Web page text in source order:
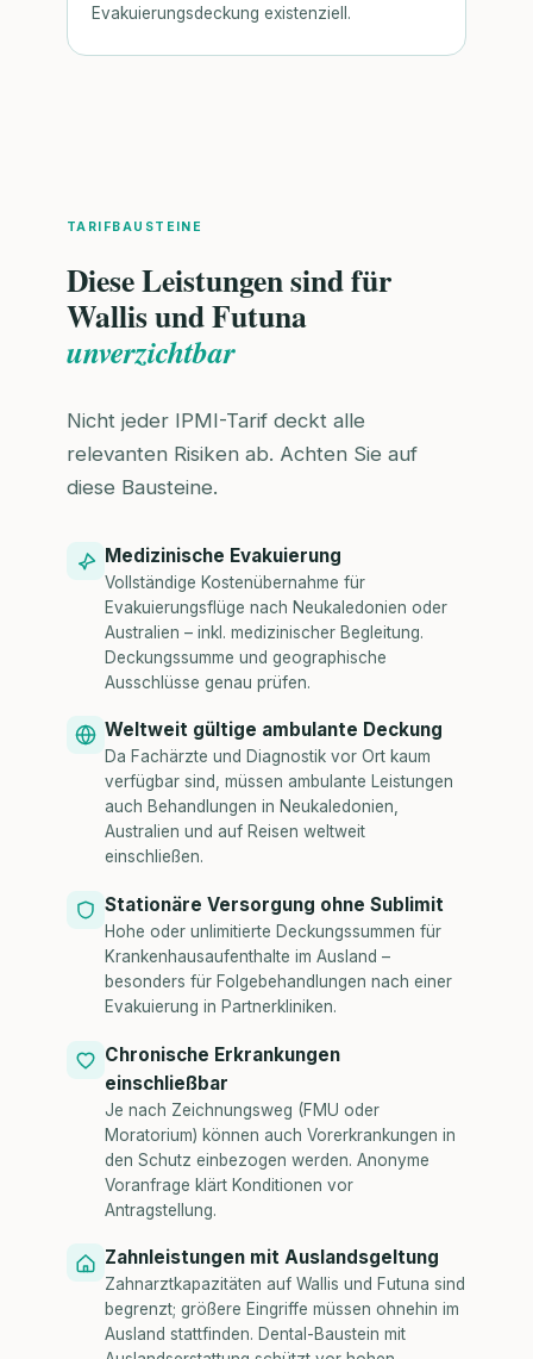
Evakuierungsdeckung existenziell.
TARIFBAUSTEINE
Diese Leistungen sind für
Wallis und Futuna
unverzichtbar
Nicht jeder IPMI-Tarif deckt alle
relevanten Risiken ab. Achten Sie auf
diese Bausteine.
Medizinische Evakuierung
Vollständige Kostenübernahme für
Evakuierungsflüge nach Neukaledonien oder
Australien – inkl. medizinischer Begleitung.
Deckungssumme und geographische
Ausschlüsse genau prüfen.
Weltweit gültige ambulante Deckung
Da Fachärzte und Diagnostik vor Ort kaum
verfügbar sind, müssen ambulante Leistungen
auch Behandlungen in Neukaledonien,
Australien und auf Reisen weltweit
einschließen.
Stationäre Versorgung ohne Sublimit
Hohe oder unlimitierte Deckungssummen für
Krankenhausaufenthalte im Ausland –
besonders für Folgebehandlungen nach einer
Evakuierung in Partnerkliniken.
Chronische Erkrankungen
einschließbar
Je nach Zeichnungsweg (FMU oder
Moratorium) können auch Vorerkrankungen in
den Schutz einbezogen werden. Anonyme
Voranfrage klärt Konditionen vor
Antragstellung.
Zahnleistungen mit Auslandsgeltung
Zahnarztkapazitäten auf Wallis und Futuna sind
begrenzt; größere Eingriffe müssen ohnehin im
Ausland stattfinden. Dental-Baustein mit